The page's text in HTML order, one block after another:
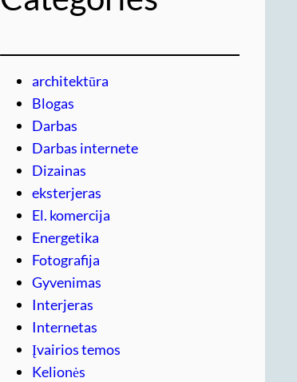
architektūra
Blogas
Darbas
Darbas internete
Dizainas
eksterjeras
El. komercija
Energetika
Fotografija
Gyvenimas
Interjeras
Internetas
Įvairios temos
Kelionės